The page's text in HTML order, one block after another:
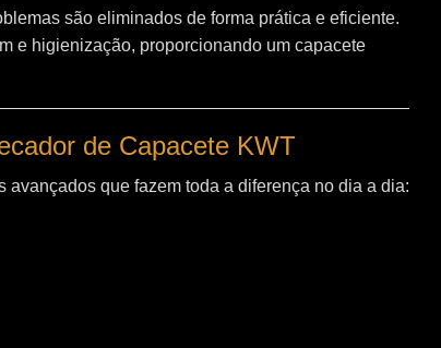
são eliminados de forma prática e eficiente.
e higienização, proporcionando um capacete
de Capacete KWT
que fazem toda a diferença no dia a dia: